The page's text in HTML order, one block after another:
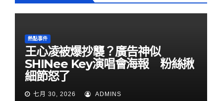
熱點事件
王心凌被爆抄襲？廣告神似
SHINee Key演唱會海報 粉絲揪
細節怒了
七月 30, 2026 ADMINS